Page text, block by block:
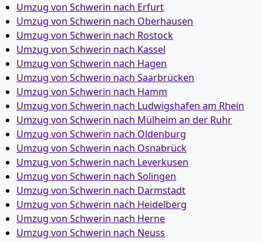
Umzug von Schwerin nach Erfurt
Umzug von Schwerin nach Oberhausen
Umzug von Schwerin nach Rostock
Umzug von Schwerin nach Kassel
Umzug von Schwerin nach Hagen
Umzug von Schwerin nach Saarbrücken
Umzug von Schwerin nach Hamm
Umzug von Schwerin nach Ludwigshafen am Rhein
Umzug von Schwerin nach Mülheim an der Ruhr
Umzug von Schwerin nach Oldenburg
Umzug von Schwerin nach Osnabrück
Umzug von Schwerin nach Leverkusen
Umzug von Schwerin nach Solingen
Umzug von Schwerin nach Darmstadt
Umzug von Schwerin nach Heidelberg
Umzug von Schwerin nach Herne
Umzug von Schwerin nach Neuss